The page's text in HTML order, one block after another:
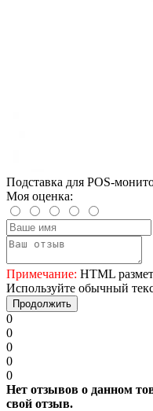
Подставка для POS-
Моя оценка:
Примечание: HTML
Используйте обычный
Продолжить
0
0
0
0
0
Нет отзывов о данном
свой отзыв.